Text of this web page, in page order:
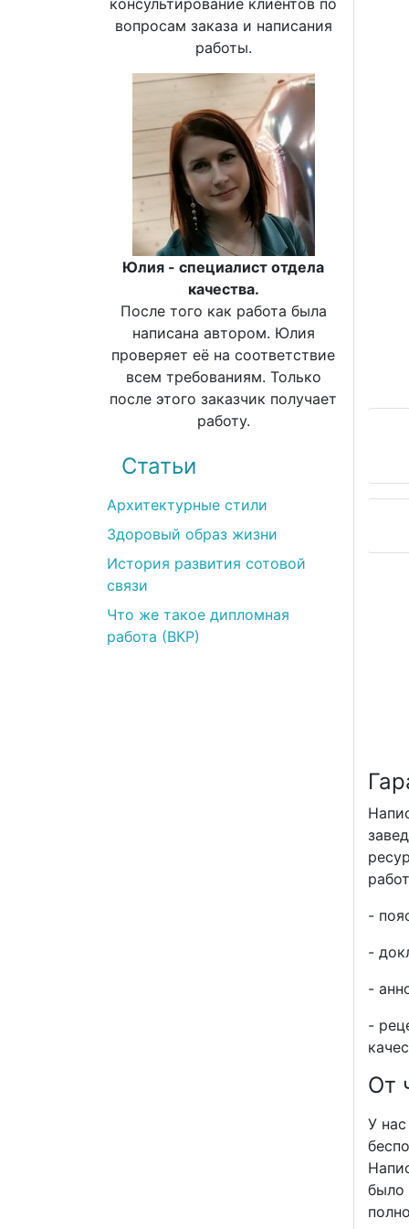
консультирование клиентов по
вопросам заказа и написания
работы.
Юлия - специалист отдела
качества.
После того как работа была
написана автором. Юлия
проверяет её на соответствие
всем требованиям. Только
после этого заказчик получает
работу.
Статьи
Архитектурные стили
Здоровый образ жизни
История развития сотовой
связи
Что же такое дипломная
работа (ВКР)
Все прекрасно! Наивысшее качество услуг.
-
-
-
-
От
У
было